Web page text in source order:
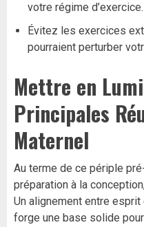
votre régime d’exercice.
Évitez les exercices
pourraient perturber
Mettre en
Principales
Maternel
Au terme de ce périple
préparation à la
Un alignement entre
forge une base solide